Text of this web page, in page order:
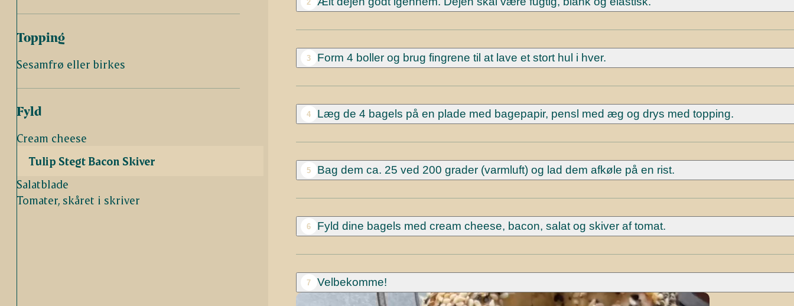
Topping
Sesamfrø eller birkes
Fyld
Cream cheese
Tulip Stegt Bacon Skiver
Salatblade
Tomater, skåret i skriver
2
3 Form 4 boller og brug fingrene til at lave et stort hul i hver.
4 Læg de 4 bagels på en plade med bagepapir, pensl med æg og drys med topping.
5 Bag dem ca. 25 ved 200 grader (varmluft) og lad dem afkøle på en rist.
6 Fyld dine bagels med cream cheese, bacon, salat og skiver af tomat.
7 Velbekomme!